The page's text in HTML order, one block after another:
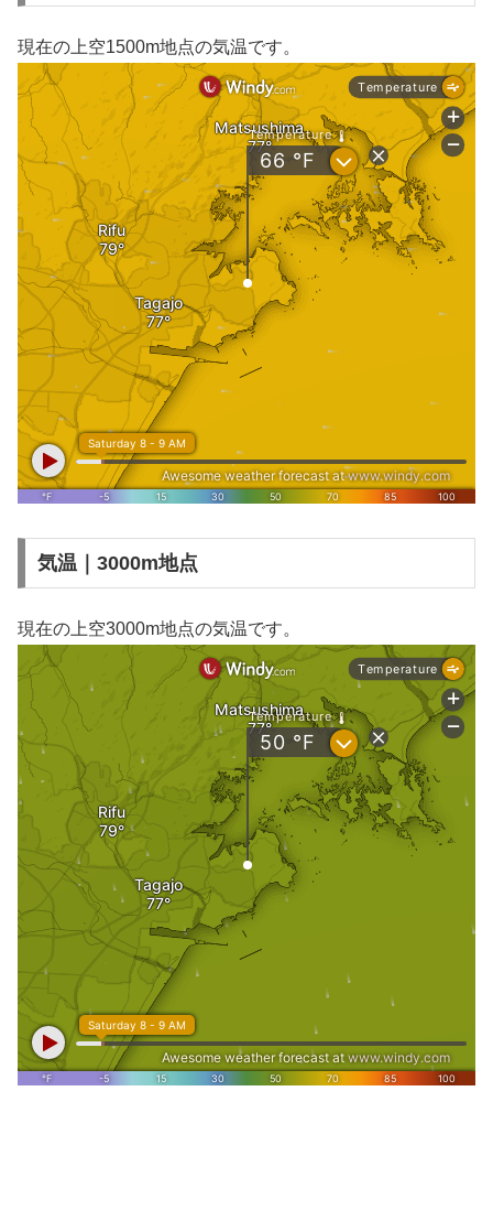
現在の上空1500m地点の気温です。
気温｜3000m地点
現在の上空3000m地点の気温です。